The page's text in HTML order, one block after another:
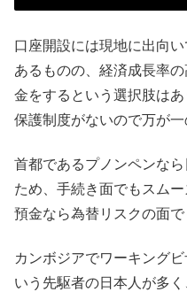
口座開設には現地に出向
あるものの、経済成長率
金をするという選択肢は
保護制度がないので万が
首都であるプノンペンな
ため、手続き面でもスム
預金なら為替リスクの面で
カンボジアでワーキング
いう先駆者の日本人が多